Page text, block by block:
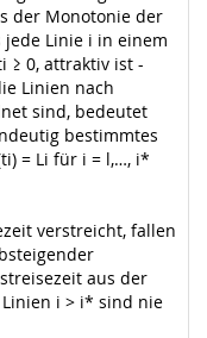
der Monotonie der
jede Linie i in einem
≥ 0, attraktiv ist -
Linien nach
sind, bedeutet
bestimmtes
= Li für i = l,…, i*
verstreicht, fallen
aus der
i > i* sind nie